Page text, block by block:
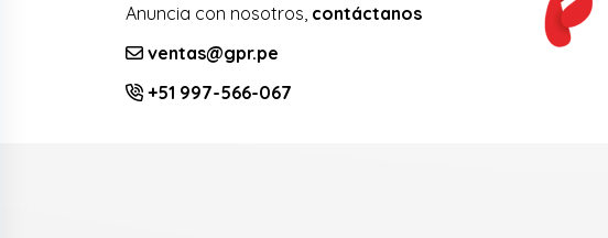
Anuncia con nosotros, contáctanos
ventas@gpr.pe
+51 997-566-067